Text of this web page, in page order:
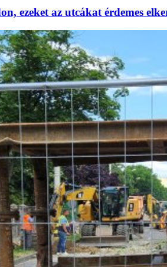
ezeket az utcákat érdemes